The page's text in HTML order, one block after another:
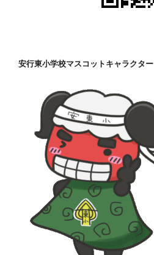
安行東小学校マスコットキャラクター